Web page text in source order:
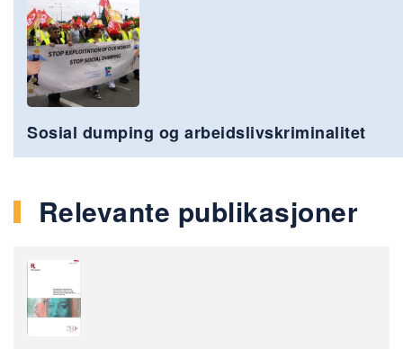
Sosial dumping og arbeidslivskriminalitet
Relevante publikasjoner